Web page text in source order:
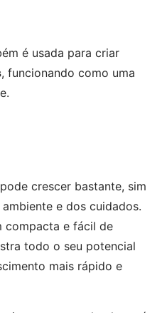
é usada para criar
, funcionando como uma
pode crescer bastante, sim
e dos cuidados.
compacta e fácil de
todo o seu potencial
mais rápido e